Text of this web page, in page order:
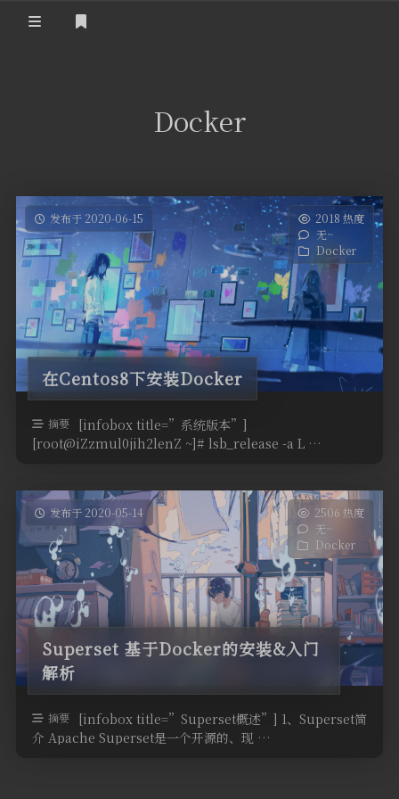
Docker
发布于 2020-06-15
2018 热度
无~
Docker
在Centos8下安装Docker
摘要
[infobox title=”系统版本”]
[root@iZzmul0jih2lenZ ~]# lsb_release -a L …
发布于 2020-05-14
2506 热度
无~
Docker
Superset 基于Docker的安装&入门
解析
摘要
[infobox title=”Superset概述”] 1、Superset简
介 Apache Superset是一个开源的、现 …